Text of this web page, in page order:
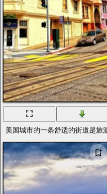
美国城市的一条舒适的街道是旅